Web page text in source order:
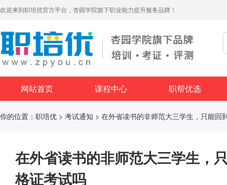
欢迎来到职培优官方平台，杏园学院旗下职业能力提升服务品牌！
网站首页 课程中心 职帮优选
你的位置： 职培优 > 考试通知 > 在外省读书的非师范大三学生，只能回
在外省读书的非师范大三学生，
格证考试吗